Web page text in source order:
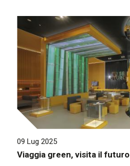
09 Lug 2025
Viaggia green, visita il futuro